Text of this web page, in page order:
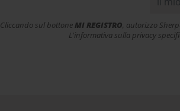
Cliccando sul bottoneMI REGISTRO, autorizzo
L'informativa sulla privacy